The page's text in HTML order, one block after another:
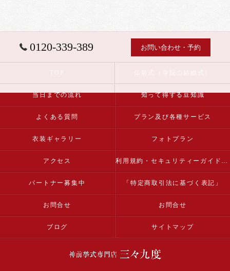
0120-339-389 お問い合わせ・予約
当日までの流れ 知って得する豆知識
よくある質問 プラン及び各種サービス
衣装ギャラリー フォトプラン
アクセス 利用規約・セキュリティーガイドライン
パートナー募集中 「特定商取引法に基づく表記」
お問合せ お問合せ
ブログ サイトマップ